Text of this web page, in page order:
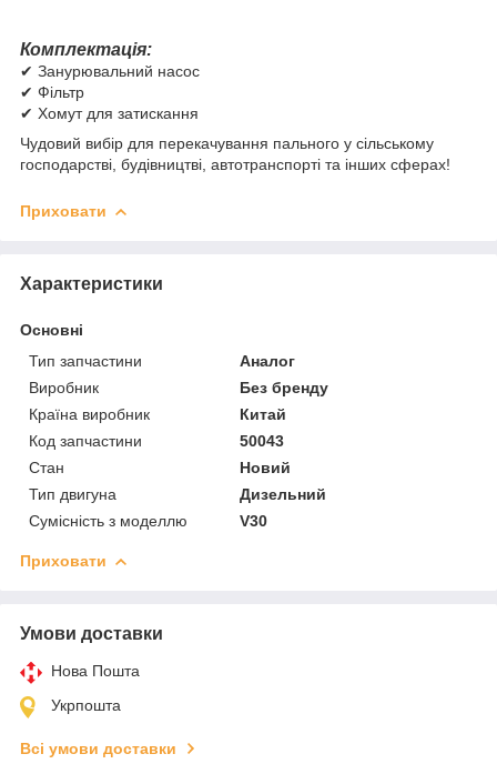
Комплектація:
✔ Занурювальний насос
✔ Фільтр
✔ Хомут для затискання
Чудовий вибір для перекачування пального у сільському
господарстві, будівництві, автотранспорті та інших сферах!
Приховати
Характеристики
Основні
Тип запчастини
Аналог
Виробник
Без бренду
Країна виробник
Китай
Код запчастини
50043
Стан
Новий
Тип двигуна
Дизельний
Сумісність з моделлю
V30
Приховати
Умови доставки
Нова Пошта
Укрпошта
Всі умови доставки